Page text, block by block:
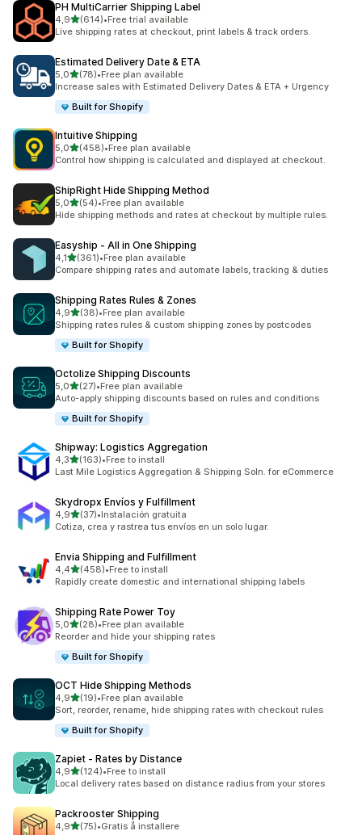
PH MultiCarrier Shipping Label
4,9av 5 stjerner
(614)
Totalt 614 omtaler
•Free trial available
Live shipping rates at checkout, print labels & track orders.
Estimated Delivery Date & ETA
5,0av 5 stjerner
(78)
Totalt 78 omtaler
•Free plan available
Increase sales with Estimated Delivery Dates & ETA + Urgency
Built for Shopify
Intuitive Shipping
5,0av 5 stjerner
(458)
Totalt 458 omtaler
•Free plan available
Control how shipping is calculated and displayed at checkout.
ShipRight Hide Shipping Method
5,0av 5 stjerner
(54)
Totalt 54 omtaler
•Free plan available
Hide shipping methods and rates at checkout by multiple rules.
Easyship ‑ All in One Shipping
4,1av 5 stjerner
(361)
Totalt 361 omtaler
•Free plan available
Compare shipping rates and automate labels, tracking & duties
Shipping Rates Rules & Zones
4,9av 5 stjerner
(38)
Totalt 38 omtaler
•Free plan available
Shipping rates rules & custom shipping zones by postcodes
Built for Shopify
Octolize Shipping Discounts
5,0av 5 stjerner
(27)
Totalt 27 omtaler
•Free plan available
Auto-apply shipping discounts based on rules and conditions
Built for Shopify
Shipway: Logistics Aggregation
4,3av 5 stjerner
(163)
Totalt 163 omtaler
•Free to install
Last Mile Logistics Aggregation & Shipping Soln. for eCommerce
Skydropx Envíos y Fulfillment
4,9av 5 stjerner
(37)
Totalt 37 omtaler
•Instalación gratuita
Cotiza, crea y rastrea tus envíos en un solo lugar.
Envia Shipping and Fulfillment
4,4av 5 stjerner
(458)
Totalt 458 omtaler
•Free to install
Rapidly create domestic and international shipping labels
Shipping Rate Power Toy
5,0av 5 stjerner
(28)
Totalt 28 omtaler
•Free plan available
Reorder and hide your shipping rates
Built for Shopify
OCT Hide Shipping Methods
4,9av 5 stjerner
(19)
Totalt 19 omtaler
•Free plan available
Sort, reorder, rename, hide shipping rates with checkout rules
Built for Shopify
Zapiet ‑ Rates by Distance
4,9av 5 stjerner
(124)
Totalt 124 omtaler
•Free to install
Local delivery rates based on distance radius from your stores
Packrooster Shipping
4,9av 5 stjerner
(75)
Totalt 75 omtaler
•Gratis å installere